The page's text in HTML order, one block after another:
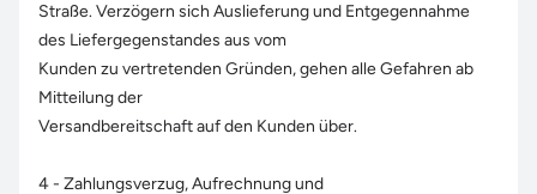
Straße. Verzögern sich Auslieferung und Entgegennahme
des Liefergegenstandes aus vom
Kunden zu vertretenden Gründen, gehen alle Gefahren ab
Mitteilung der
Versandbereitschaft auf den Kunden über.
4 - Zahlungsverzug, Aufrechnung und